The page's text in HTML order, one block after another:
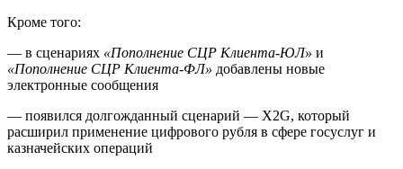
Кроме того:
— в сценариях «Пополнение СЦР Клиента-ЮЛ» и
«Пополнение СЦР Клиента-ФЛ» добавлены новые
электронные сообщения
— появился долгожданный сценарий — X2G, который
расширил применение цифрового рубля в сфере госуслуг и
казначейских операций